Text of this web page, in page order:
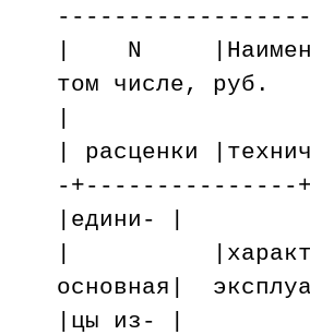
| N
том числе,
| расценки
-+---------------
|едини- |
|
основная|
|цы из- |